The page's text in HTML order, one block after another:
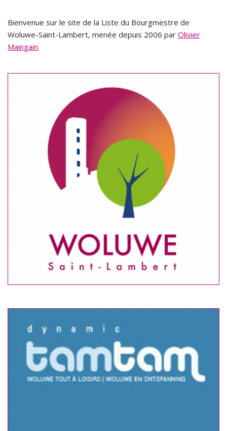
Bienvenue sur le site de la Liste du Bourgmestre de
Woluwe-Saint-Lambert, menée depuis 2006 par Olivier
Maingain.